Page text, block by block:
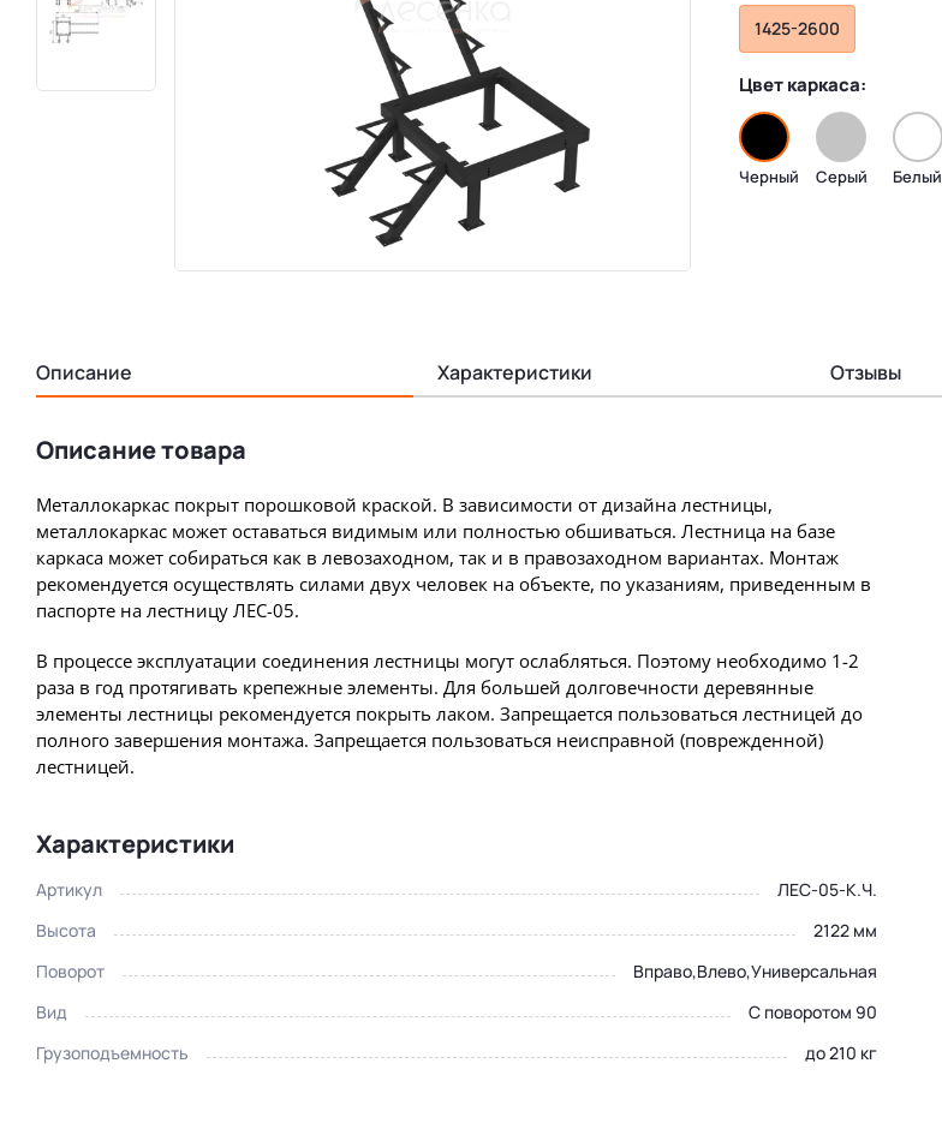
1425-2600
Цвет каркаса:
Черный Серый Белый
Описание Характеристики Отзывы
Описание товара
Металлокаркас покрыт порошковой краской. В зависимости от дизайна лестницы,
металлокаркас может оставаться видимым или полностью обшиваться. Лестница на базе
каркаса может собираться как в левозаходном, так и в правозаходном вариантах. Монтаж
рекомендуется осуществлять силами двух человек на объекте, по указаниям, приведенным в
паспорте на лестницу ЛЕС-05.
В процессе эксплуатации соединения лестницы могут ослабляться. Поэтому необходимо 1-2
раза в год протягивать крепежные элементы. Для большей долговечности деревянные
элементы лестницы рекомендуется покрыть лаком. Запрещается пользоваться лестницей до
полного завершения монтажа. Запрещается пользоваться неисправной (поврежденной)
лестницей.
Характеристики
Артикул
ЛЕС-05-К.Ч.
Высота
2122 мм
Поворот
Вправо,Влево,Универсальная
Вид
С поворотом 90
Грузоподъемность
до 210 кг